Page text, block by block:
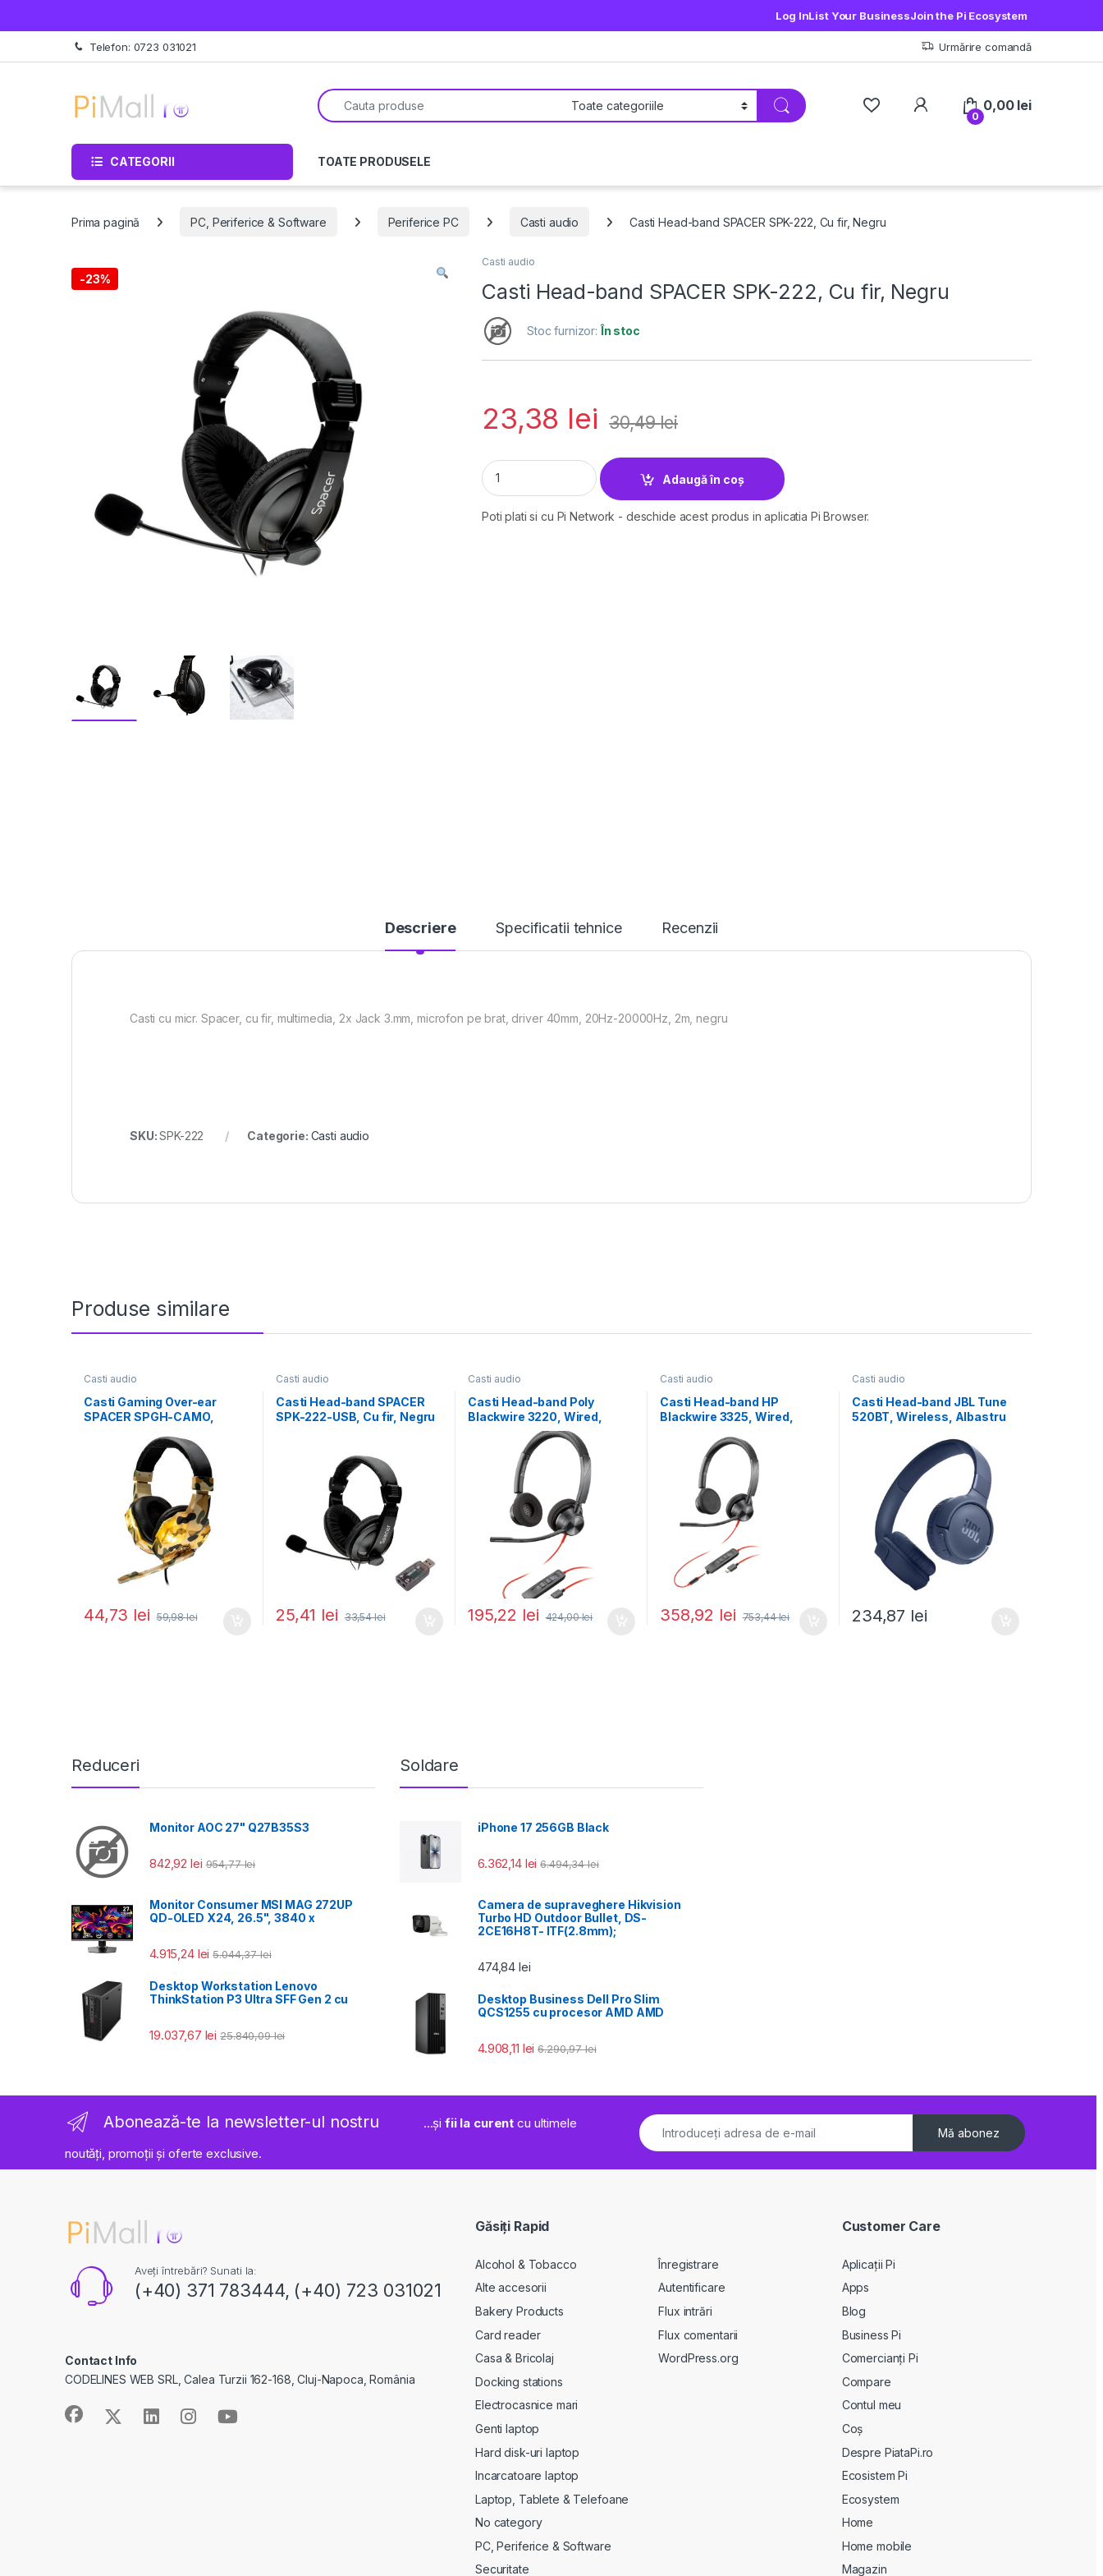
Log InList Your BusinessJoin the Pi Ecosystem
Treci la navigare
Sări la conținut Telefon: 0723 031021 Urmărire comandă
Căutare pentru:
My Account
0
0,00 lei
CATEGORII TOATE PRODUSELE
Prima pagină PC, Periferice & Software Periferice PC Casti audio Casti Head-band SPACER SPK-222, Cu fir, Negru
-23%
Casti audio
Casti Head-band SPACER SPK-222, Cu fir, Negru
Stoc furnizor:În stoc
23,38 lei 30,49lei
Casti Head-band SPACER SPK-222, Cu fir, Negru cantitatea
Adaugă în coș
Poti plati si cu Pi Network - deschide acest produs in aplicatia Pi Browser.
Descriere Specificatii tehnice Recenzii
Casti cu micr. Spacer, cu fir, multimedia, 2x Jack 3.mm, microfon pe brat, driver 40mm, 20Hz-20000Hz, 2m, negru
SKU:SPK-222 Categorie: Casti audio
Produse similare
Casti audio
Casti Gaming Over-ear
SPACER SPGH-CAMO,
44,73 lei 59,98lei
Casti audio
Casti Head-band SPACER
SPK-222-USB, Cu fir, Negru
25,41 lei 33,54lei
Casti audio
Casti Head-band Poly
Blackwire 3220, Wired,
195,22 lei 424,00lei
Casti audio
Casti Head-band HP
Blackwire 3325, Wired,
358,92 lei 753,44lei
Casti audio
Casti Head-band JBL Tune
520BT, Wireless, Albastru
234,87 lei
Reduceri
Monitor AOC 27" Q27B35S3
842,92lei 954,77lei
Monitor Consumer MSI MAG 272UP
QD-OLED X24, 26.5", 3840 x
4.915,24 lei 5.044,37lei
Desktop Workstation Lenovo
ThinkStation P3 Ultra SFF Gen 2 cu
19.037,67 lei 25.840,09lei
Soldare
iPhone 17 256GB Black
6.362,14 lei 6.494,34lei
Camera de supraveghere Hikvision
Turbo HD Outdoor Bullet, DS-
2CE16H8T- ITF(2.8mm);
474,84lei
Desktop Business Dell Pro Slim
QCS1255 cu procesor AMD AMD
4.908,11 lei 6.290,97lei
Abonează-te la newsletter-ul nostru ...șifii la curent cu ultimele
noutăți, promoții și oferte exclusive.
Mă abonez
Aveți întrebări? Sunati la:
(+40) 371 783444, (+40) 723 031021
Contact Info
CODELINES WEB SRL, Calea Turzii 162-168, Cluj-Napoca, România
Găsiți Rapid
Alcohol & Tobacco
Alte accesorii
Bakery Products
Card reader
Casa & Bricolaj
Docking stations
Electrocasnice mari
Genti laptop
Hard disk-uri laptop
Incarcatoare laptop
Laptop, Tablete & Telefoane
No category
PC, Periferice & Software
Securitate
Înregistrare
Autentificare
Flux intrări
Flux comentarii
WordPress.org
Customer Care
Aplicații Pi
Apps
Blog
Business Pi
Comercianți Pi
Compare
Contul meu
Coș
Despre PiataPi.ro
Ecosistem Pi
Ecosystem
Home
Home mobile
Magazin